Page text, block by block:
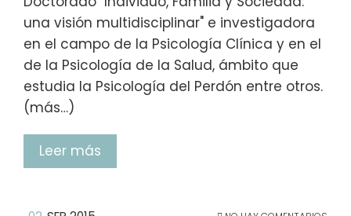
una visión multidisciplinar" e investigadora
en el campo de la Psicología Clínica y en el
de la Psicología de la Salud, ámbito que
estudia la Psicología del Perdón entre otros.
(más…)
Leer más